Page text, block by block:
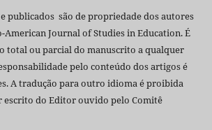
publicados são de propriedade dos autores
Journal of Studies in Education. É
total ou parcial do manuscrito a qualquer
pelo conteúdo dos artigos é
A tradução para outro idioma é proibida
escrito do Editor ouvido pelo Comitê